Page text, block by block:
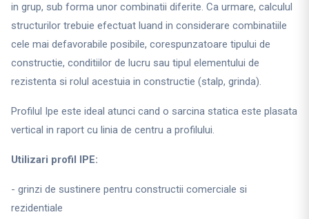
in grup, sub forma unor combinatii diferite. Ca urmare, calculul
structurilor trebuie efectuat luand in considerare combinatiile
cele mai defavorabile posibile, corespunzatoare tipului de
constructie, conditiilor de lucru sau tipul elementului de
rezistenta si rolul acestuia in constructie (stalp, grinda).
Profilul Ipe este ideal atunci cand o sarcina statica este plasata
vertical in raport cu linia de centru a profilului.
Utilizari profil IPE:
- grinzi de sustinere pentru constructii comerciale si
rezidentiale